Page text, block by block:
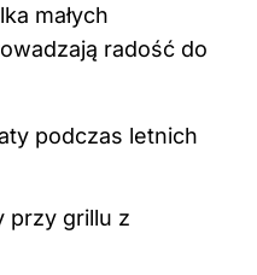
małych
radość do
podczas letnich
przy grillu z